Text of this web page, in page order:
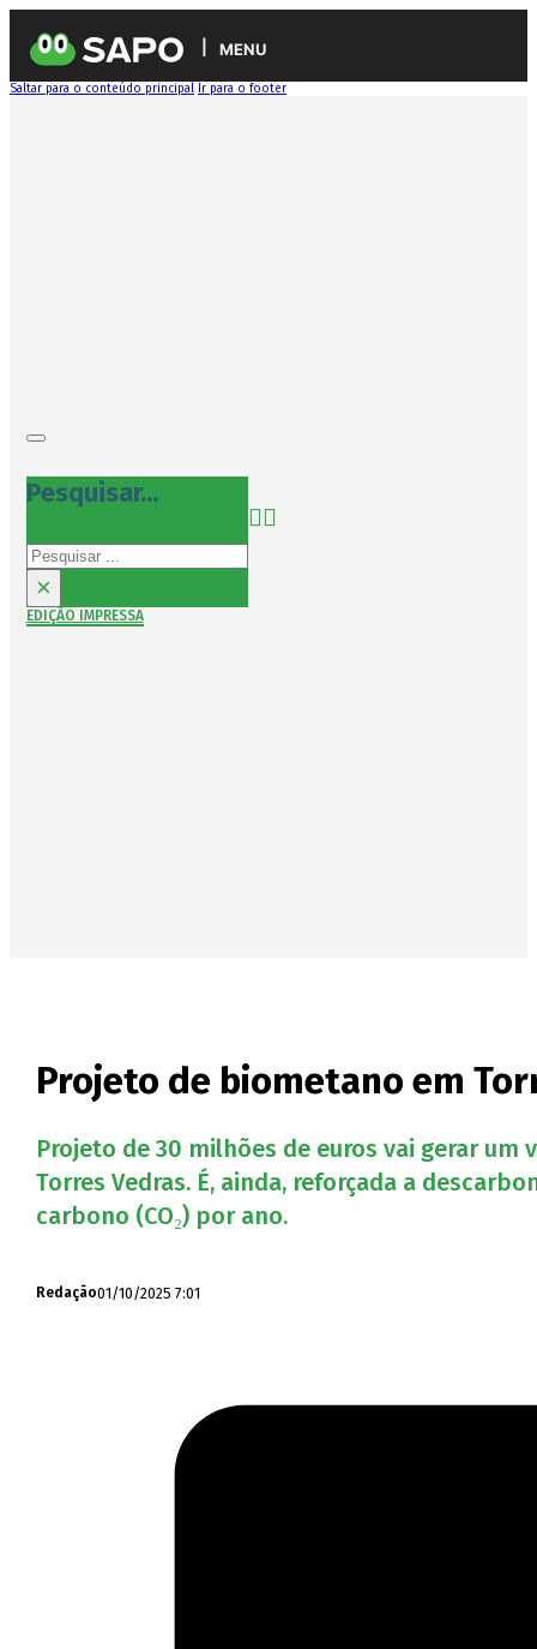
MENU
Saltar para o conteúdo principal Ir para o footer
Pesquisar...
Pesquisar
×
EDIÇÃO IMPRESSA
Projeto de biometano em
Projeto de 30 milhões de euros vai gerar
Torres Vedras. É, ainda, reforçada a
carbono (CO₂) por ano.
Redação01/10/2025 7:01